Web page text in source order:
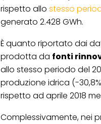
rispetto allo stesso
generato 2.428 GWh.
È quanto riportato dai
prodotta da fonti
allo stesso periodo del
produzione idrica (-
rispetto ad aprile 2018
Complessivamente, nei